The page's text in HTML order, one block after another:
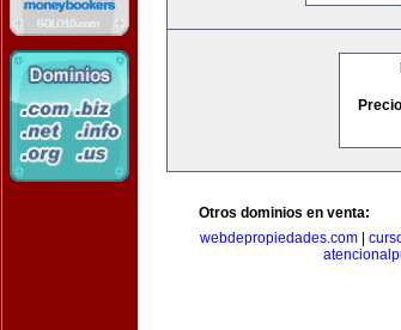
Otros dominios en venta:
webdepropiedades.com|